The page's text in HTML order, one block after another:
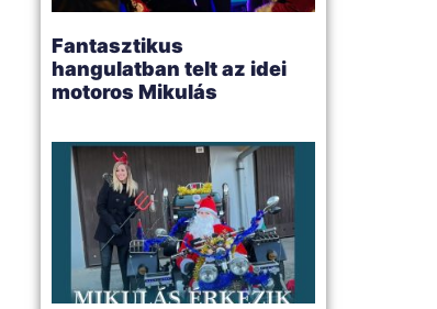
Fantasztikus
hangulatban telt az idei
motoros Mikulás